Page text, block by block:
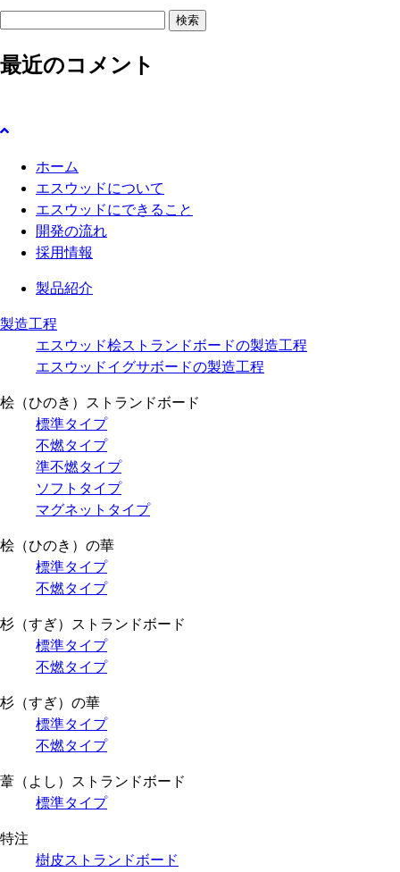
:最近のコメント
ホーム
エスウッドについて
エスウッドにできること
開発の流れ
採用情報
製品紹介
製造工程
エスウッド桧ストランドボードの製造工程
エスウッドイグサボードの製造工程
桧（ひのき）ストランドボード
標準タイプ
不燃タイプ
準不燃タイプ
ソフトタイプ
マグネットタイプ
桧（ひのき）の華
標準タイプ
不燃タイプ
杉（すぎ）ストランドボード
標準タイプ
不燃タイプ
杉（すぎ）の華
標準タイプ
不燃タイプ
葦（よし）ストランドボード
標準タイプ
特注
樹皮ストランドボード